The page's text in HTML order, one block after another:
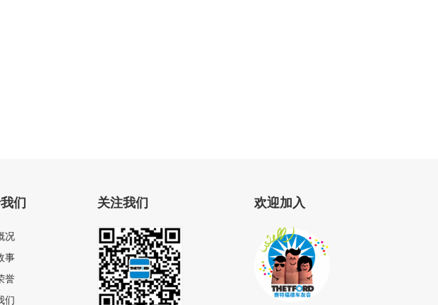
们
况
事
誉
们
关注我们 欢迎加入